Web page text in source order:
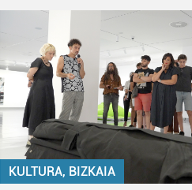
KULTURA, BIZKAIA